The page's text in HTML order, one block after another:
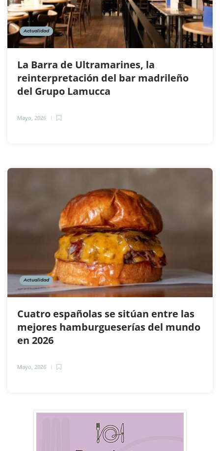
Actualidad
La Barra de Ultramarines, la
reinterpretación del bar madrileño
del Grupo Lamucca
Mayo, 2026
Actualidad
Cuatro españolas se sitúan entre las
mejores hamburgueserías del mundo
en 2026
Mayo, 2026